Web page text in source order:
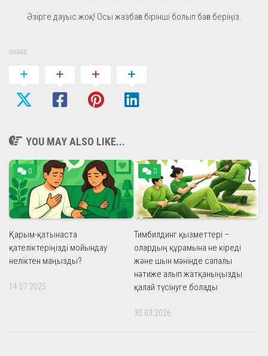
Әзірге дауыс жоқ! Осы жазбаға бірінші болып баға беріңіз.
SHARE
YOU MAY ALSO LIKE...
0
Қарым-қатынаста
қателіктеріңізді мойындау
неліктен маңызды?
14.07.2025
0
Тимбилдинг қызметтері –
олардың құрамына не кіреді
және шын мәнінде сапалы
нәтиже алып жатқаныңызды
қалай түсінуге болады
30.03.2026